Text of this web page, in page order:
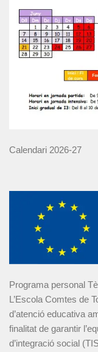
Calendari 2026-27
Programa personal
L’Escola Comtes de
d’atenció educativa
finalitat de garantir
d’integració social